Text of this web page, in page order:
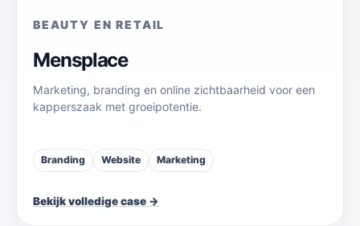
BEAUTY EN RETAIL
Mensplace
Marketing, branding en online zichtbaarheid voor een
kapperszaak met groeipotentie.
Branding Website Marketing
Bekijk volledige case →